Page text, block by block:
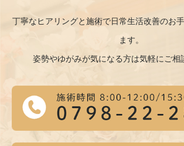
丁寧なヒアリングと施術で日常生活改善のお
ます。
姿勢やゆがみが気になる方は気軽にご相